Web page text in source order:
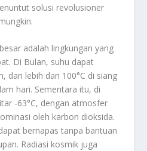
solusi revolusioner
adalah lingkungan yang
Di Bulan, suhu dapat
dari lebih dari 100°C di siang
hari. Sementara itu, di
-63°C, dengan atmosfer
oleh karbon dioksida.
bernapas tanpa bantuan
Radiasi kosmik juga